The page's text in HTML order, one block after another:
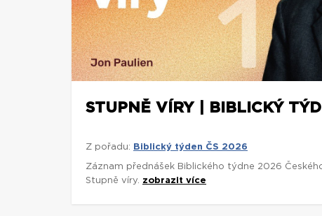
STUPNĚ VÍRY | BIBLICKÝ
Z pořadu: Biblický týden ČS 2026
Záznam přednášek Biblického týdne 2026
Stupně víry. zobrazit více